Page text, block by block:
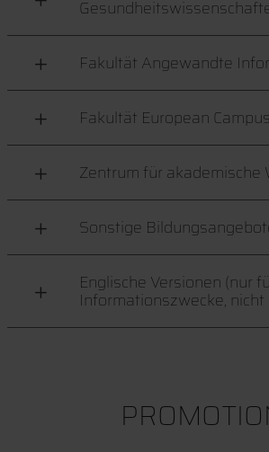
Fakultät Angewandte
Fakultät European
Zentrum für akademische
Sonstige
Englische Versionen (nur
Informationszwecke,